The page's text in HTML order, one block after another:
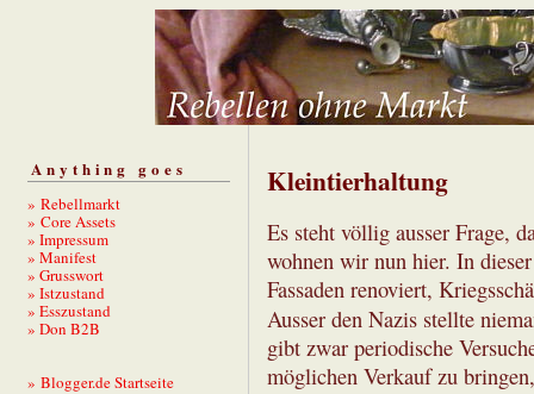
Anything goes
» Rebellmarkt
» Core Assets
» Impressum
» Manifest
» Grusswort
» Istzustand
» Esszustand
» Don B2B
» Blogger.de Startseite
Kleintierhaltung
Es steht völlig ausser Frage,
wohnen wir nun hier. In
Fassaden renoviert,
Ausser den Nazis stellte
gibt zwar periodische
möglichen Verkauf zu